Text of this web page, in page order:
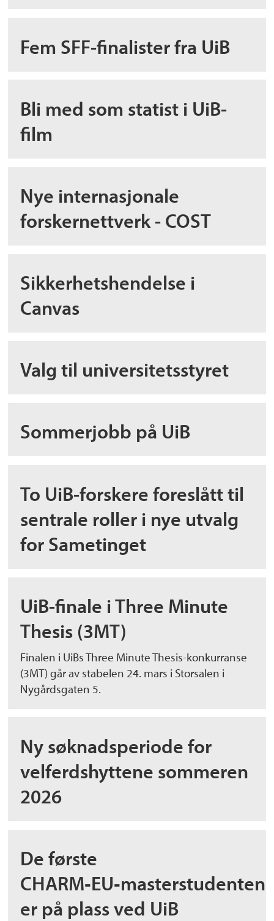
Fem SFF-finalister fra UiB
Bli med som statist i UiB-
film
Nye internasjonale
forskernettverk - COST
Sikkerhetshendelse i
Canvas
Valg til universitetsstyret
Sommerjobb på UiB
To UiB-forskere foreslått til
sentrale roller i nye utvalg
for Sametinget
UiB-finale i Three Minute
Thesis (3MT)
Finalen i UiBs Three Minute Thesis-konkurranse
(3MT) går av stabelen 24. mars i Storsalen i
Nygårdsgaten 5.
Ny søknadsperiode for
velferdshyttene sommeren
2026
De første
er på plass ved UiB